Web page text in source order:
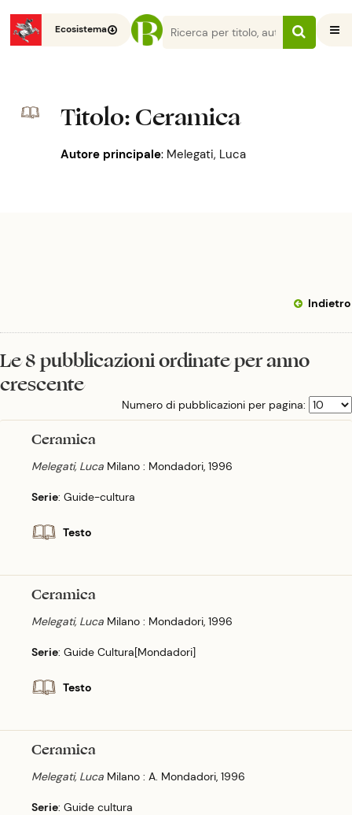
Ecosistema
Titolo: Ceramica
Autore principale: Melegati, Luca
Indietro
Le 8 pubblicazioni ordinate per anno
crescente
Numero di pubblicazioni per pagina:
Ceramica
Melegati, Luca Milano : Mondadori, 1996
Serie: Guide-cultura
Testo
Ceramica
Melegati, Luca Milano : Mondadori, 1996
Serie: Guide Cultura[Mondadori]
Testo
Ceramica
Melegati, Luca Milano : A. Mondadori, 1996
Serie: Guide cultura